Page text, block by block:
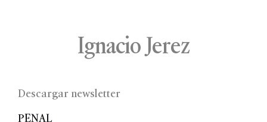
Ignacio Jerez
Descargar newsletter
PENAL